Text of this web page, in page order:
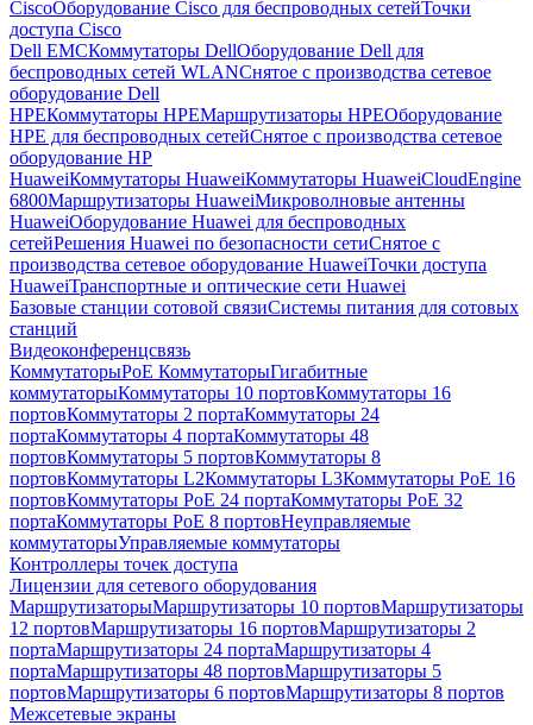
CiscoОборудование Cisco для беспроводных сетейТочки
доступа Cisco
Dell EMCКоммутаторы DellОборудование Dell для
беспроводных сетей WLANСнятое с производства сетевое
оборудование Dell
HPEКоммутаторы HPEМаршрутизаторы HPEОборудование
HPE для беспроводных сетейСнятое с производства сетевое
оборудование HP
HuaweiКоммутаторы HuaweiКоммутаторы HuaweiCloudEngine
6800Маршрутизаторы HuaweiМикроволновые антенны
HuaweiОборудование Huawei для беспроводных
сетейРешения Huawei по безопасности сетиСнятое с
производства сетевое оборудование HuaweiТочки доступа
HuaweiТранспортные и оптические сети Huawei
Базовые станции сотовой связиСистемы питания для сотовых
станций
Видеоконференцсвязь
КоммутаторыPoE КоммутаторыГигабитные
коммутаторыКоммутаторы 10 портовКоммутаторы 16
портовКоммутаторы 2 портаКоммутаторы 24
портаКоммутаторы 4 портаКоммутаторы 48
портовКоммутаторы 5 портовКоммутаторы 8
портовКоммутаторы L2Коммутаторы L3Коммутаторы PoE 16
портовКоммутаторы PoE 24 портаКоммутаторы PoE 32
портаКоммутаторы PoE 8 портовНеуправляемые
коммутаторыУправляемые коммутаторы
Контроллеры точек доступа
Лицензии для сетевого оборудования
МаршрутизаторыМаршрутизаторы 10 портовМаршрутизаторы
12 портовМаршрутизаторы 16 портовМаршрутизаторы 2
портаМаршрутизаторы 24 портаМаршрутизаторы 4
портаМаршрутизаторы 48 портовМаршрутизаторы 5
портовМаршрутизаторы 6 портовМаршрутизаторы 8 портов
Межсетевые экраны